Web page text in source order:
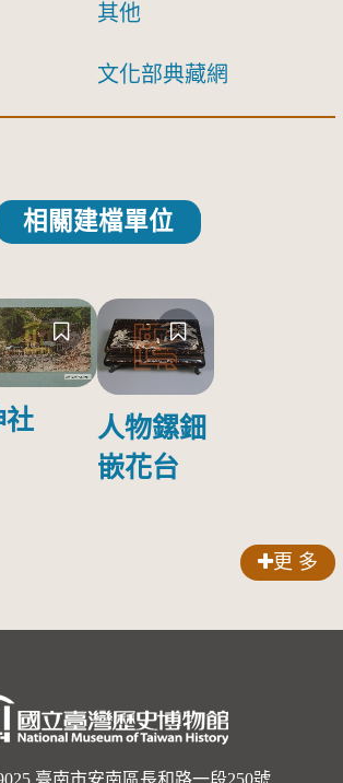
其他
文化部典藏網
相關建檔單位
社
人物鏍鈿
嵌花台
更 多
臺南市安南區長和路一段250號